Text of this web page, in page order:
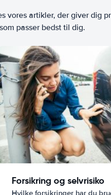
vores artikler, der giver dig
passer bedst til dig.
Forsikring og selvrisiko
Hvilke forsikringer har du